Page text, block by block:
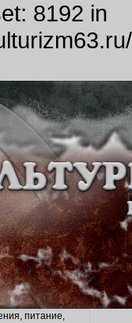
8192 in